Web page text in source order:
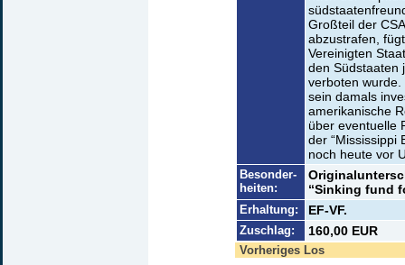
Großteil der
abzustrafen,
Vereinigten
den Südstaaten
verboten wurde.
sein damals
amerikanische
über eventuelle
der “Mississippi
noch heute vor
Besonder-
heiten:
“Sinking fund
Erhaltung: EF-VF.
Zuschlag: 160,00 EUR
Vorheriges Los